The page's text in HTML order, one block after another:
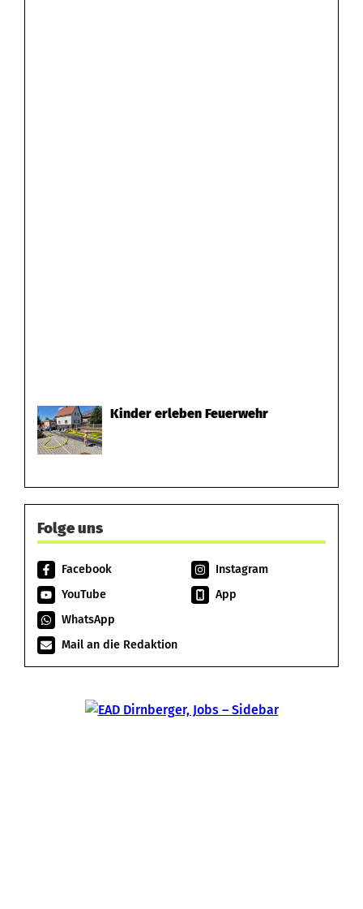
Kinder erleben Feuerwehr
Folge uns
Facebook
Instagram
YouTube
App
WhatsApp
Mail an die Redaktion